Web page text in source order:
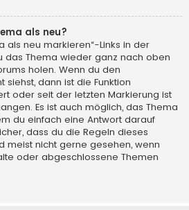
als neu?
als neu markieren“-Links in der
das Thema wieder ganz nach oben
holen. Wenn du den
siehst, dann ist die Funktion
oder seit der letzten Markierung ist
Es ist auch möglich, das Thema
du einfach eine Antwort darauf
dass du die Regeln dieses
meist nicht gerne gesehen, wenn
oder abgeschlossene Themen